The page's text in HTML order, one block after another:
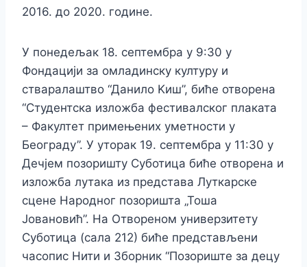
2016. до 2020. године.
У понедељак 18. септембра у 9:30 у
Фондацији за омладинску културу и
стваралаштво “Данило Kиш”, биће отворена
“Студентска изложба фестивалског плаката
– Факултет примењених уметности у
Београду”. У уторак 19. септембра у 11:30 у
Дечјем позоришту Суботица биће отворена и
изложба лутака из представа Луткарске
сцене Народног позоришта „Тоша
Јовановић”. На Отвореном универзитету
Суботица (сала 212) биће представљени
часопис Нити и Зборник “Позориште за децу